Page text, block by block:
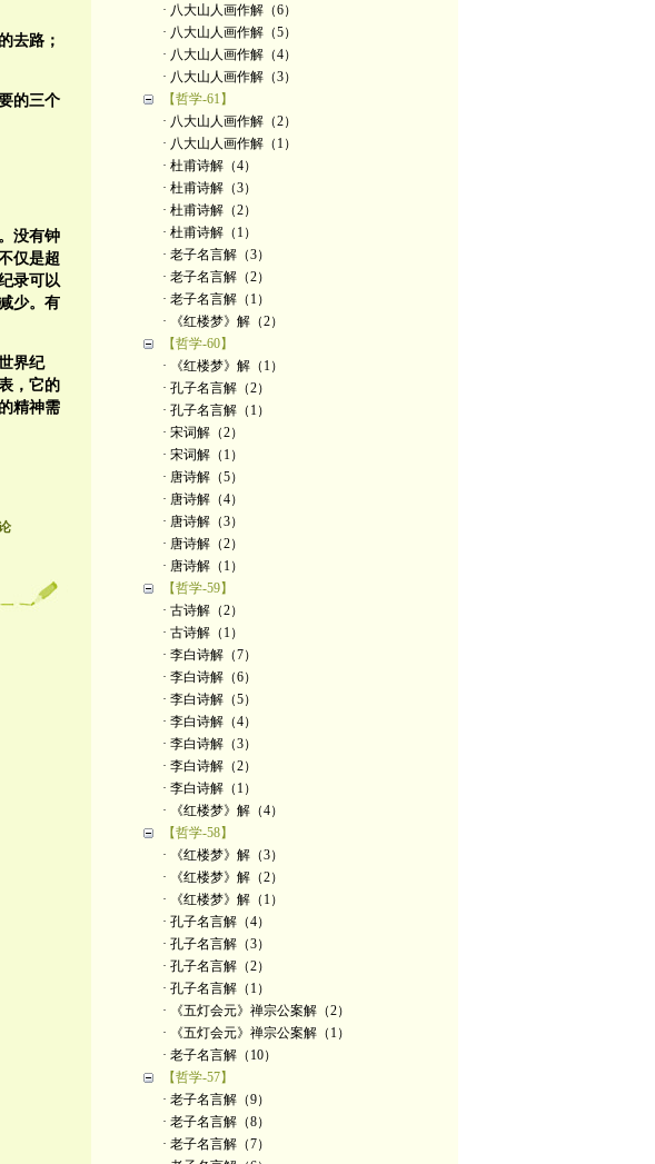
去路；
的三个
没有钟
仅是超
录可以
少。有
界纪
，它的
精神需
· 八大山人画作解（6）
· 八大山人画作解（5）
· 八大山人画作解（4）
· 八大山人画作解（3）
【哲学-61】
· 八大山人画作解（2）
· 八大山人画作解（1）
· 杜甫诗解（4）
· 杜甫诗解（3）
· 杜甫诗解（2）
· 杜甫诗解（1）
· 老子名言解（3）
· 老子名言解（2）
· 老子名言解（1）
· 《红楼梦》解（2）
【哲学-60】
· 《红楼梦》解（1）
· 孔子名言解（2）
· 孔子名言解（1）
· 宋词解（2）
· 宋词解（1）
· 唐诗解（5）
· 唐诗解（4）
· 唐诗解（3）
· 唐诗解（2）
· 唐诗解（1）
【哲学-59】
· 古诗解（2）
· 古诗解（1）
· 李白诗解（7）
· 李白诗解（6）
· 李白诗解（5）
· 李白诗解（4）
· 李白诗解（3）
· 李白诗解（2）
· 李白诗解（1）
· 《红楼梦》解（4）
【哲学-58】
· 《红楼梦》解（3）
· 《红楼梦》解（2）
· 《红楼梦》解（1）
· 孔子名言解（4）
· 孔子名言解（3）
· 孔子名言解（2）
· 孔子名言解（1）
· 《五灯会元》禅宗公案解（2）
· 《五灯会元》禅宗公案解（1）
· 老子名言解（10）
【哲学-57】
· 老子名言解（9）
· 老子名言解（8）
· 老子名言解（7）